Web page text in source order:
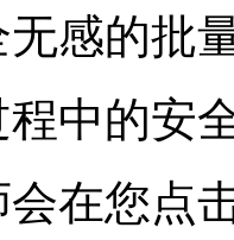
无感的批
中的安
会在您点